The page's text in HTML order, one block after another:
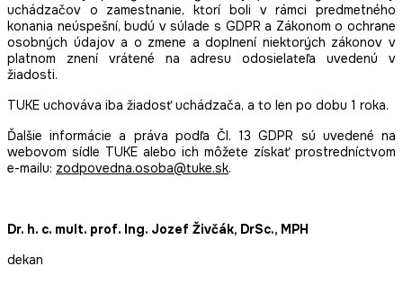
uchádzačov o zamestnanie, ktorí boli v rámci predmetného
konania neúspešní, budú v súlade s GDPR a Zákonom o ochrane
osobných údajov a o zmene a doplnení niektorých zákonov v
platnom znení vrátené na adresu odosielateľa uvedenú v
žiadosti.
TUKE uchováva iba žiadosť uchádzača, a to len po dobu 1 roka.
Ďalšie informácie a práva podľa Čl. 13 GDPR sú uvedené na
webovom sídle TUKE alebo ich môžete získať prostredníctvom
e-mailu: zodpovedna.osoba@tuke.sk.
Dr. h. c. mult. prof. Ing. Jozef Živčák, DrSc., MPH
dekan